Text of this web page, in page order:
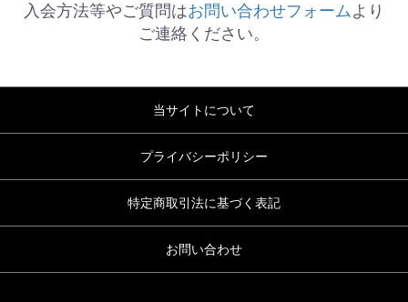
入会方法等やご質問はお問い合わせフォームより
ご連絡ください。
当サイトについて
プライバシーポリシー
特定商取引法に基づく表記
お問い合わせ